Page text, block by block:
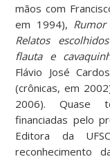
mãos com
em 1994),
Relatos escolhidos
flauta e
Flávio José
(crônicas, em
2006). Quase
financiadas pelo
Editora da
reconhecimento